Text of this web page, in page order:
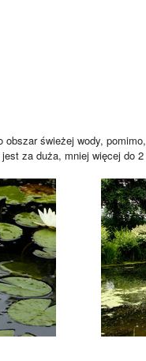
świeżej wody,
za duża, mniej więcej do 2